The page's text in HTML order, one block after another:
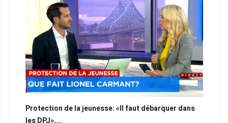
Protection de la jeunesse: «Il faut débarquer dans
les DPJ»,...